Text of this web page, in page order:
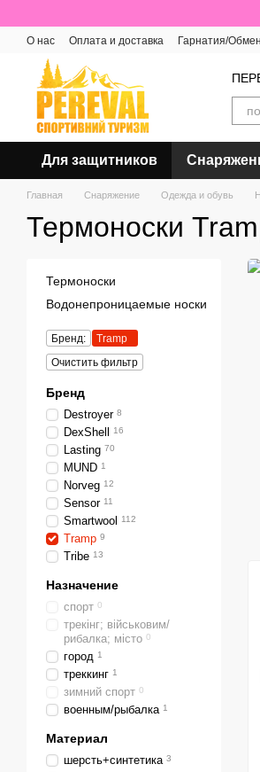
О нас Оплата и доставка Гарнатия/
Отзывы о магазине
Для защитников
Главная Снаряжение Одежда и обувь
Термоноски
Термоноски
Водонепроницаемые носки
Бренд:
Tramp
Очистить фильтр
Бренд
Destroyer 8
DexShell 16
Lasting 70
MUND 1
Norveg 12
Sensor 11
Smartwool 112
Tramp 9
Tribe 13
Назначение
спорт 0
трекінг; військовим/
рибалка; місто 0
город 1
треккинг 1
зимний спорт 0
военным/рыбалка 1
Материал
шерсть+синтетика 3